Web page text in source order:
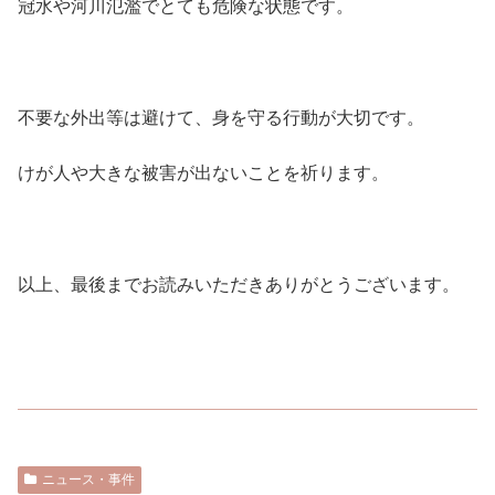
冠水や河川氾濫でとても危険な状態です。
不要な外出等は避けて、身を守る行動が大切です。
けが人や大きな被害が出ないことを祈ります。
以上、最後までお読みいただきありがとうございます。
ニュース・事件